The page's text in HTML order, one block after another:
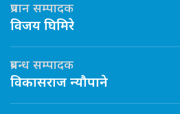
प्रधान सम्पादक
विजय घिमिरे
प्रबन्ध सम्पादक
विकासराज न्यौपाने